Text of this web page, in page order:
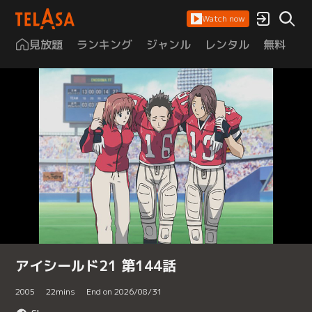
Watch now
見放題 ランキング ジャンル レンタル 無料
アイシールド21 第144話
2005 22mins End on 2026/08/31